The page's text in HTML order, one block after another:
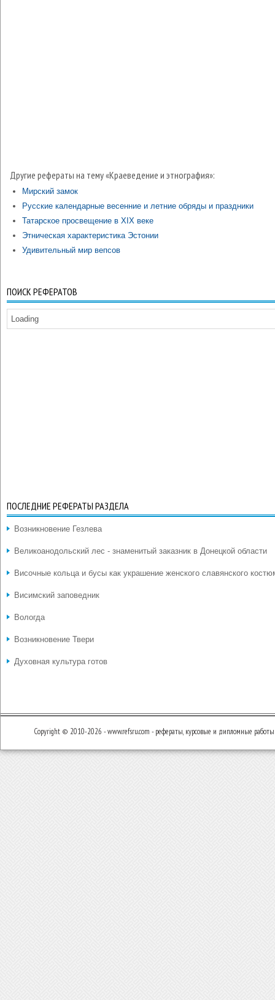
Другие рефераты на тему «Краеведение и этнография»:
Мирский замок
Русские календарные весенние и летние обряды и праздники
Татарское просвещение в XIX веке
Этническая характеристика Эстонии
Удивительный мир вепсов
ПОИСК РЕФЕРАТОВ
Loading
ПОСЛЕДНИЕ РЕФЕРАТЫ РАЗДЕЛА
Возникновение Гезлева
Великоанодольский лес - знаменитый заказник в Донецкой области
Височные кольца и бусы как украшение женского славянского
Висимский заповедник
Вологда
Возникновение Твери
Духовная культура готов
Copyright © 2010-2026 - www.refsru.com - рефераты, курсовые и дипломные работы